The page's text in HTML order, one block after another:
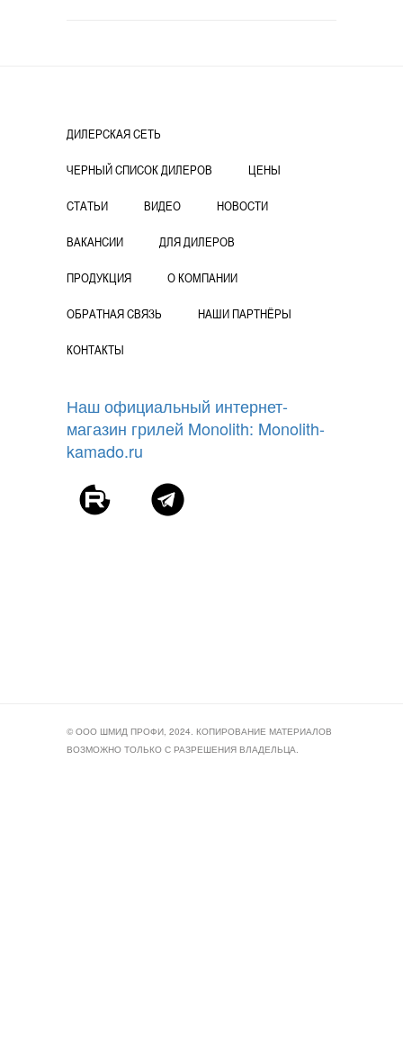
ДИЛЕРСКАЯ СЕТЬ
ЧЕРНЫЙ СПИСОК ДИЛЕРОВ ЦЕНЫ
СТАТЬИ ВИДЕО НОВОСТИ
ВАКАНСИИ ДЛЯ ДИЛЕРОВ
ПРОДУКЦИЯ О КОМПАНИИ
ОБРАТНАЯ СВЯЗЬ НАШИ ПАРТНЁРЫ
КОНТАКТЫ
Наш официальный интернет-
магазин грилей Monolith: Monolith-
kamado.ru
© ООО ШМИД ПРОФИ, 2024. КОПИРОВАНИЕ МАТЕРИАЛОВ
ВОЗМОЖНО ТОЛЬКО С РАЗРЕШЕНИЯ ВЛАДЕЛЬЦА.